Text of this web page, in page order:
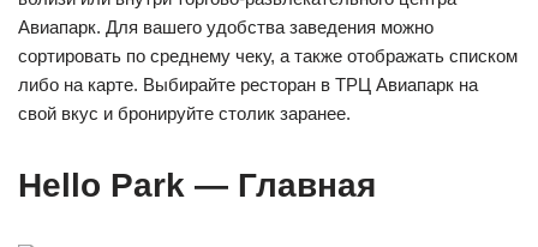
Авиапарк. Для вашего удобства заведения можно
сортировать по среднему чеку, а также отображать списком
либо на карте. Выбирайте ресторан в ТРЦ Авиапарк на
свой вкус и бронируйте столик заранее.
Hello Park — Главная